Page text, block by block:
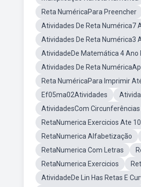
Reta NuméricaPara Preencher
Atividades De Reta Numérica7
Atividades De Reta Numérica3
AtividadeDe Matemática 4 Ano
Atividades De Reta
Reta NuméricaPara Imprimir
Ef05ma02Atividades
AtividadesCom Circunferências
RetaNumerica Exercicios Ate
RetaNumerica Alfabetização
RetaNumerica Com Letras
RetaNumerica Exercicios
AtividadeDe Lin Has Retas E